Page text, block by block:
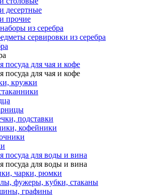
десертные
прочие
из серебра
сервировки из серебра
посуда для чая и кофе
посуда для чая и кофе
кружки
подставки
кофейники
посуда для воды и вина
посуда для воды и вина
чарки, рюмки
фужеры, кубки, стаканы
графины